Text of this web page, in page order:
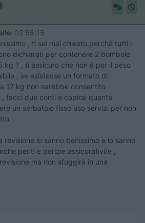
02:55:15
, ti sei mai chiesto perchè tutti i
dichiarati per contenere 2 bombole
kg ? , ti assicuro che non è per il peso
, se esistesse un formato di
17 kg non sarebbe consentito
facci due conti e capirai quanta
un serbatoio fisso uso servizi per non
revisione lo sanno benissimo e lo sanno
periti e perizie assicurativi/e ,
ma non sfuggirà in una